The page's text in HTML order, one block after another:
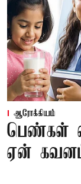
ஆரோக்கியம்
பெண்கள்
ஏன்